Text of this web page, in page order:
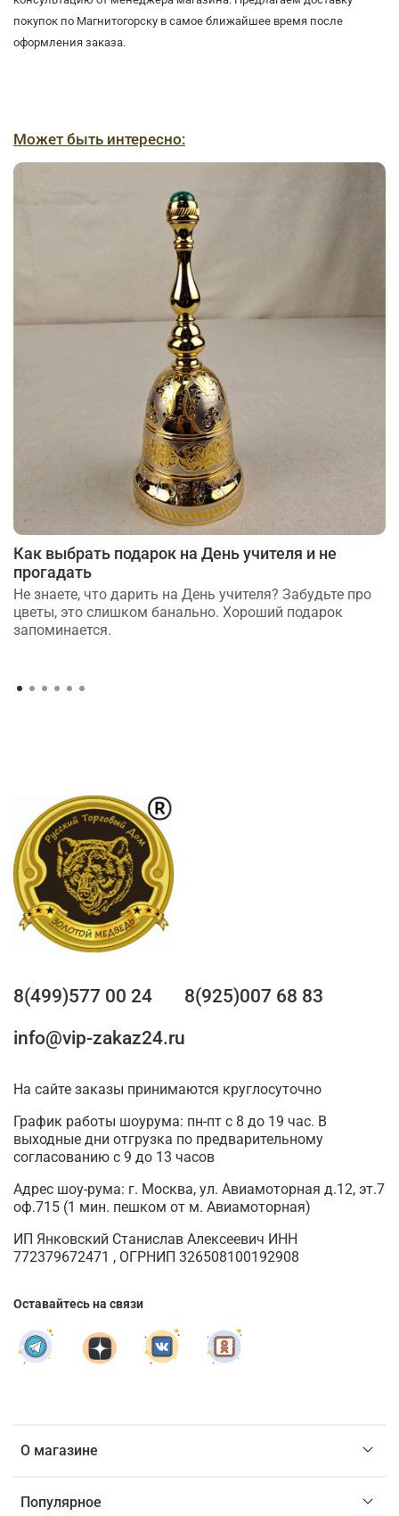
покупок по Магнитогорску в самое ближайшее время после
оформления заказа.
Может быть интересно:
Как выбрать подарок на День учителя и не
прогадать
Не знаете, что дарить на День учителя? Забудьте про
цветы, это слишком банально. Хороший подарок
запоминается.
О магазине
Популярное
8(499)577 00 24
8(925)007 68 83
info@vip-zakaz24.ru
На сайте заказы принимаются круглосуточно
График работы шоурума: пн-пт с 8 до 19 час. В
выходные дни отгрузка по предварительному
согласованию с 9 до 13 часов
Адрес шоу-рума: г. Москва, ул. Авиамоторная д.12, эт.7
оф.715 (1 мин. пешком от м. Авиамоторная)
ИП Янковский Станислав Алексеевич ИНН
772379672471 , ОГРНИП 326508100192908
Оставайтесь на связи